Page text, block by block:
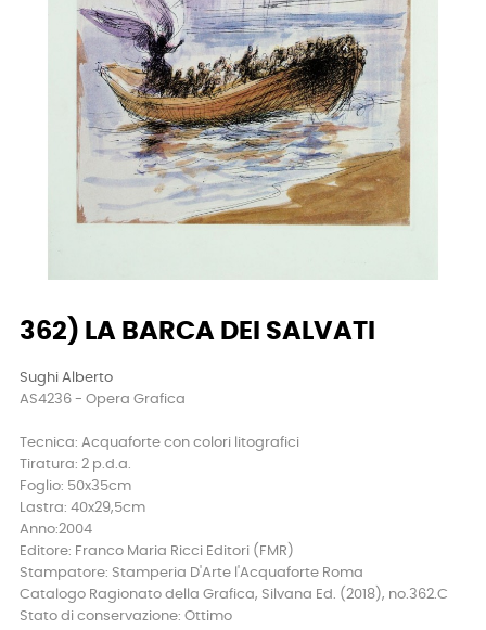
362) LA BARCA DEI SALVATI
Sughi Alberto
AS4236 - Opera Grafica
Tecnica: Acquaforte con colori litografici
Tiratura: 2 p.d.a.
Foglio: 50x35cm
Lastra: 40x29,5cm
Anno:2004
Editore: Franco Maria Ricci Editori (FMR)
Stampatore: Stamperia D'Arte l'Acquaforte Roma
Catalogo Ragionato della Grafica, Silvana Ed. (2018), no.362.C
Stato di conservazione: Ottimo